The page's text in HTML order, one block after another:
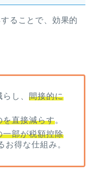
ることで、効果的
し、 間接的に
を直接減らす。
一部が税額控除
お得な仕組み。